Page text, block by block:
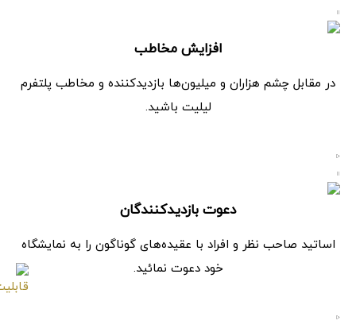
افزایش مخاطب
در مقابل چشم هزاران و میلیون‌ها بازدیدکننده و مخاطب پلتفرم
لیلیت باشید.
دعوت بازدیدکنندگان
اساتید صاحب نظر و افراد با عقیده‌های گوناگون را به نمایشگاه
خود دعوت نمائید.